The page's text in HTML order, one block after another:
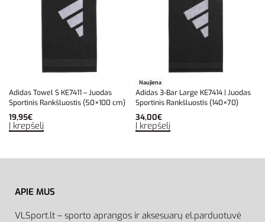
Adidas Towel S KE7411 – Juodas
Sportinis Rankšluostis (50×100 cm)
19,95€
Į krepšelį
Naujiena
Adidas 3-Bar Large KE7414 | Juodas
Sportinis Rankšluostis (140×70)
34,00€
Į krepšelį
APIE MUS
VLSport.lt – sporto aprangos ir aksesuarų el.parduotuvė